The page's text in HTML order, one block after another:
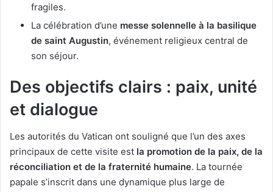
fragiles.
La célébration d’une messe solennelle à la basilique
de saint Augustin, événement religieux central de
son séjour.
Des objectifs clairs : paix, unité
et dialogue
Les autorités du Vatican ont souligné que l’un des axes
principaux de cette visite est la promotion de la paix, de la
réconciliation et de la fraternité humaine. La tournée
papale s’inscrit dans une dynamique plus large de